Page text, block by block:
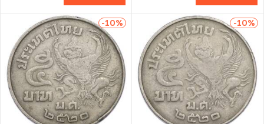
-10% -10%